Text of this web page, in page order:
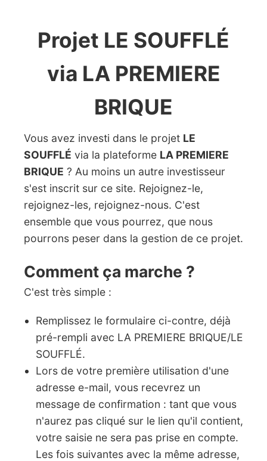
Projet LE SOUFFLÉ
via LA PREMIERE
BRIQUE
Vous avez investi dans le projet LE
SOUFFLÉ via la plateforme LA PREMIERE
BRIQUE ? Au moins un autre investisseur
s'est inscrit sur ce site. Rejoignez-le,
rejoignez-les, rejoignez-nous. C'est
ensemble que vous pourrez, que nous
pourrons peser dans la gestion de ce projet.
Comment ça marche ?
C'est très simple :
Remplissez le formulaire ci-contre, déjà
pré-rempli avec LA PREMIERE BRIQUE/LE
SOUFFLÉ.
Lors de votre première utilisation d'une
adresse e-mail, vous recevrez un
message de confirmation : tant que vous
n'aurez pas cliqué sur le lien qu'il contient,
votre saisie ne sera pas prise en compte.
Les fois suivantes avec la même adresse,